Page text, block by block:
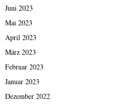
Juni 2023
Mai 2023
April 2023
März 2023
Februar 2023
Januar 2023
Dezember 2022